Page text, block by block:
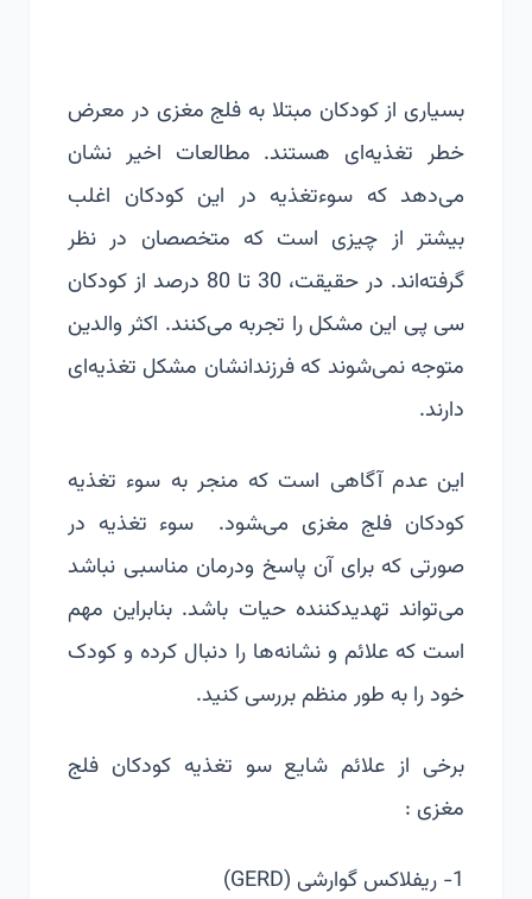
بسیاری از کودکان مبتلا به فلج مغزی در معرض
خطر تغذیه‌ای هستند. مطالعات اخیر نشان
می‌دهد که سوء‌تغذیه در این کودکان اغلب
بیشتر از چیزی است که متخصصان در نظر
گرفته‌اند. در حقیقت، 30 تا 80 درصد از کودکان
سی پی این مشکل را تجربه می‌کنند. اکثر والدین
متوجه نمی‌شوند که فرزندانشان مشکل تغذیه‌ای
دارند.
این عدم آگاهی است که منجر به سوء تغذیه
کودکان فلج مغزی می‌‍شود. سوء تغذیه در
صورتی که برای آن پاسخ ودرمان مناسبی نباشد
می‌تواند تهدیدکننده حیات باشد. بنابراین مهم
است که علائم و نشانه‌ها را دنبال کرده و کودک
خود را به طور منظم بررسی کنید.
برخی از علائم شایع سو تغذیه کودکان فلج
مغزی :
1- ریفلاکس گوارشی ( GERD
)